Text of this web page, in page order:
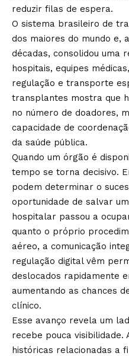
reduzir filas de espera.
O sistema brasileiro de
dos maiores do mundo e,
décadas, consolidou uma
hospitais, equipes
regulação e transporte
transplantes mostra que
no número de doadores,
capacidade de
da saúde pública.
Quando um órgão é
tempo se torna decisivo.
podem determinar o
oportunidade de salvar
hospitalar passou a
quanto o próprio
aéreo, a comunicação
regulação digital vêm
deslocados rapidamente
aumentando as chances
clínico.
Esse avanço revela um
recebe pouca visibilidade.
históricas relacionadas a